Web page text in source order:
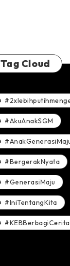
Tag Cloud
#AkuAnakSGM
#BergerakNyata
#GenerasiMaju
#IniTentangKita